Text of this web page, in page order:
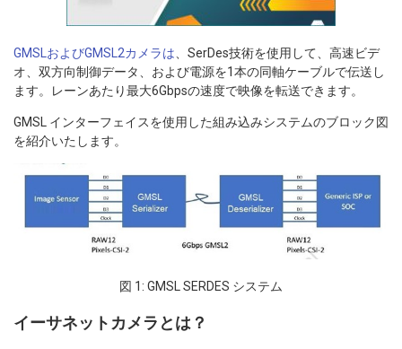
GMSLおよびGMSL2カメラは 、SerDes技術を使用して、高速ビデ
オ、双方向制御データ、および電源を1本の同軸ケーブルで伝送し
ます。レーンあたり最大6Gbpsの速度で映像を転送できます。
GMSL インターフェイスを使用した組み込みシステムのブロック図
を紹介いたします。
図 1: GMSL SERDES システム
イーサネットカメラとは？